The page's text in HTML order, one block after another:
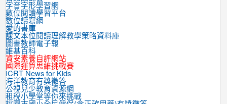
字音字形學習網
數位閱讀學習平台
數位讀寫網
愛的書庫
課文本位閱讀理解教學策略資料庫
圖書教師電子報
維基百科
資安素養自評網站
國際運算思維挑戰賽
ICRT News for Kids
海洋教育有獎徵答
公視兒少教育資源網
租稅小學堂等你來挑戰